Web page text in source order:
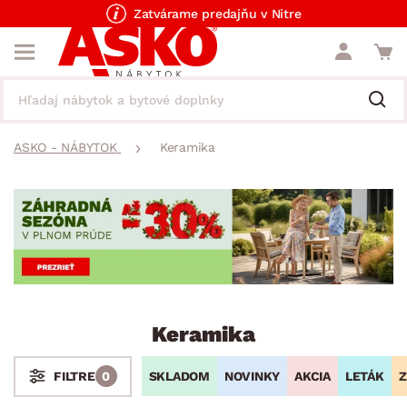
Zatvárame predajňu v Nitre
ASKO - NÁBYTOK Keramika
Keramika
SKLADOM NOVINKY AKCIA LETÁK
FILTRE 0